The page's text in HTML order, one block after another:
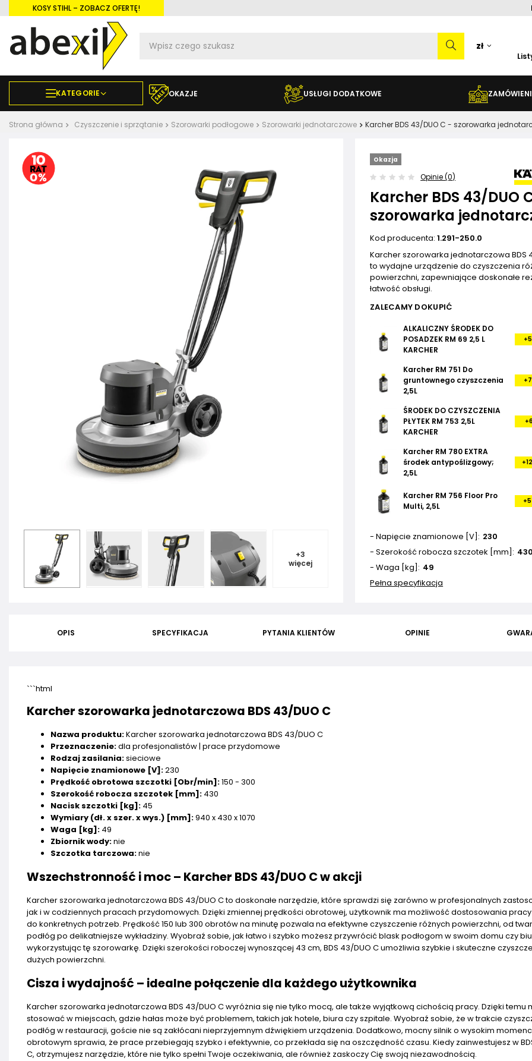
KOSY STIHL – ZOBACZ OFERTĘ!
zł
KATEGORIE OKAZJE USŁUGI DODATKOWE
Strona główna Czyszczenie i sprzątanie Szorowarki podłogowe Szorowarki jednotarczowe Karcher BDS 43/DUO C - szorowarka
+3
więcej
Okazja
Opinie (0)
Karcher BDS 43/DUO
szorowarka
Kod producenta:1.291-250.0
Karcher szorowarka jednotarczowa BDS
to wydajne urządzenie do czyszczenia
powierzchni, zapewniające doskonałe
łatwość obsługi.
ZALECAMY DOKUPIĆ
ALKALICZNY ŚRODEK DO
POSADZEK RM 69 2,5 L
KARCHER
Karcher RM 751 Do
gruntownego czyszczenia
2,5L
ŚRODEK DO CZYSZCZENIA
PŁYTEK RM 753 2,5L
KARCHER
Karcher RM 780 EXTRA
środek antypoślizgowy;
2,5L
Karcher RM 756 Floor Pro
Multi, 2,5L
- Napięcie znamionowe ­[V]
230
- Szerokość robocza szczotek [mm]
430
- Waga [kg]
49
Pełna specyfikacja
OPIS SPECYFIKACJA PYTANIA KLIENTÓW OPINIE
```html
Karcher szorowarka jednotarczowa BDS 43/DUO C
Nazwa produktu:Karcher szorowarka jednotarczowa BDS 43/DUO C
Przeznaczenie:dla profesjonalistów | prace przydomowe
Rodzaj zasilania:sieciowe
Napięcie znamionowe ­[V]:230
Prędkość obrotowa szczotki [Obr/min]:150 - 300
Szerokość robocza szczotek [mm]: 430
Nacisk szczotki [kg]: 45
Wymiary (dł. x szer. x wys.) [mm]:940 x 430 x 1070
Waga [kg]: 49
Zbiornik wody:nie
Szczotka tarczowa:nie
Wszechstronność i moc – Karcher BDS 43/DUO C w akcji
Karcher szorowarka jednotarczowa BDS 43/DUO C to doskonałe narzędzie, które sprawdzi się zarówno w profesjonalnych
jak i w codziennych pracach przydomowych. Dzięki zmiennej prędkości obrotowej, użytkownik ma możliwość dostosowania
do konkretnych potrzeb. Prędkość 150 lub 300 obrotów na minutę pozwala na efektywne czyszczenie różnych powierzchni, od
podłóg po delikatniejsze wykładziny. Wyobraź sobie, jak łatwo i szybko możesz przywrócić blask podłogom w swoim domu czy
wykorzystując tę szorowarkę. Dzięki szerokości roboczej wynoszącej 43 cm, BDS 43/DUO C umożliwia szybkie i skuteczne
dużych powierzchni.
Cisza i wydajność – idealne połączenie dla każdego użytkownika
Karcher szorowarka jednotarczowa BDS 43/DUO C wyróżnia się nie tylko mocą, ale także wyjątkową cichością pracy. Dzięki temu
stosować w miejscach, gdzie hałas może być problemem, takich jak hotele, biura czy szpitale. Wyobraź sobie, że w trakcie
podłóg w restauracji, goście nie są zakłócani nieprzyjemnym dźwiękiem urządzenia. Dodatkowo, mocny silnik o wysokim
obrotowym sprawia, że prace przebiegają szybko i efektywnie, co przekłada się na oszczędność czasu. Kiedy zainwestujesz w
C, otrzymujesz narzędzie, które nie tylko spełni Twoje oczekiwania, ale również zaskoczy Cię swoją niezawodnością.